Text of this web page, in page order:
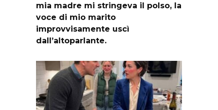
mia madre mi stringeva il polso, la
voce di mio marito
improvvisamente uscì
dall’altoparlante.